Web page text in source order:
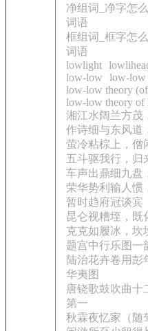
净组词_净字怎
词语
框组词_框字怎
词语
lowlight
low-low
low-low
low-low theory
low-low theory of
湘江水阔兰方茂
作诗细与东风道
萤冷粘棕上，僧
五斗驱我行，归
车声出鼎细九盘
荣华势利输人惯
暂时趋府冠谈宾
昆仑视糟垤，既
克克如履冰，坎
题宫中行乐图一
陆治花卉卷用彭
华夷图
唐铙歌鼓吹曲
第一
秋霖夜忆家（随